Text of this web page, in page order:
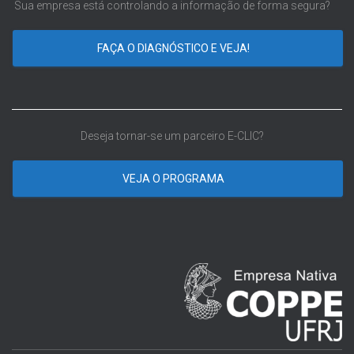
Sua empresa está controlando a informação de forma segura?
FAÇA O DIAGNÓSTICO E VEJA!
Deseja tornar-se um parceiro E-CLIC?
VEJA O PROGRAMA